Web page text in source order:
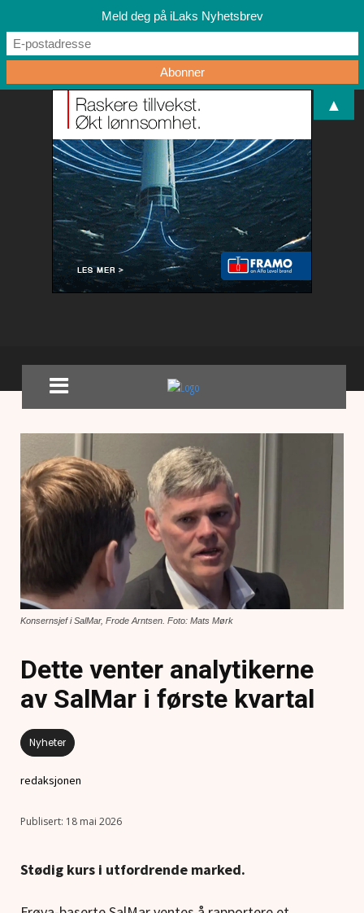
Konsernsjef i SalMar, Frode Arntsen. Foto: Mats Mørk
Dette venter analytikerne
av SalMar i første kvartal
Nyheter
redaksjonen
18 mai 2026
Stødig kurs i utfordrende marked.
Meld deg på iLaks Nyhetsbrev
▲